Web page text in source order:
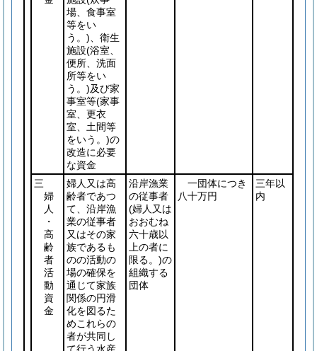
場、食事室
等をい
う。) 、衛生
施設(浴室、
便所、洗面
所等をい
う。)及び家
事室等(家事
室、更衣
室、土間等
をいう。)の
改造に必要
な資金
三
婦
人
・
高
齢
者
活
動
資
金
婦人又は高
齢者であつ
て、沿岸漁
業の従事者
又はその家
族であるも
のの活動の
場の確保を
通じて家族
関係の円滑
化を図るた
めこれらの
者が共同し
沿岸漁業
の従事者
(婦人又は
おおむね
六十歳以
上の者に
限る。)の
組織する
団体
一団体につき
八十万円
三年以
内